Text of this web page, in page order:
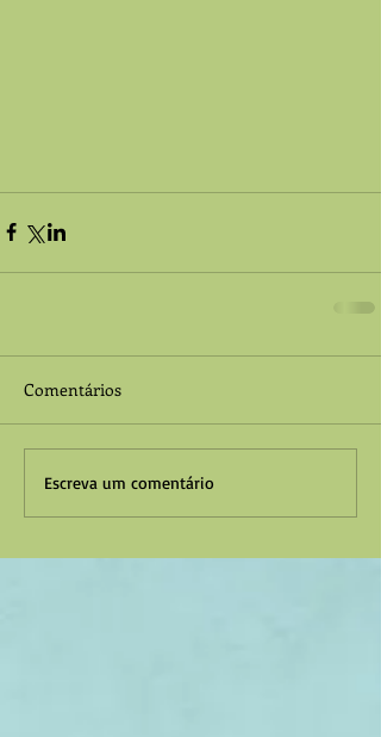
Comentários
Escreva um comentário